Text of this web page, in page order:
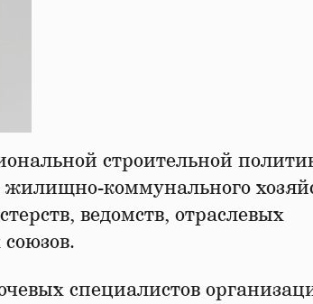
строительной
жилищно-коммунального
ведомств, отраслевых
специалистов